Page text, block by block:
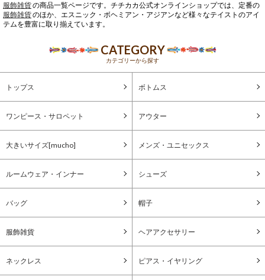
服飾雑貨の商品一覧ページです。チチカカ公式オンラインショップでは、定番の
服飾雑貨のほか、エスニック・ボヘミアン・アジアンなど様々なテイストのアイ
テムを豊富に取り揃えています。
CATEGORY
カテゴリーから探す
トップス ボトムス
ワンピース・サロペット アウター
大きいサイズ[mucho] メンズ・ユニセックス
ルームウェア・インナー シューズ
バッグ 帽子
服飾雑貨 ヘアアクセサリー
ネックレス ピアス・イヤリング